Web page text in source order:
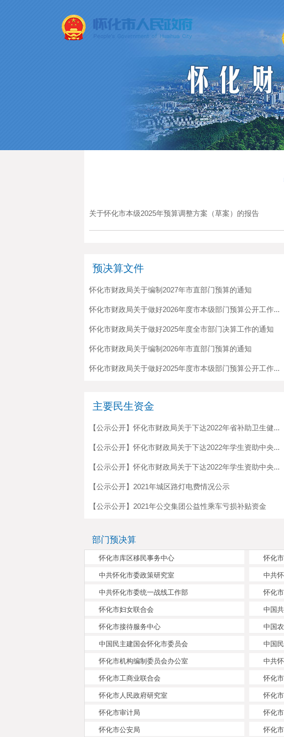
关于怀化市本级2025年预算调整方案（草案）的报告
预决算文件
怀化市财政局关于编制2027年市直部门预算的通知
怀化市财政局关于做好2026年度市本级部门预算公开工作...
怀化市财政局关于做好2025年度全市部门决算工作的通知
怀化市财政局关于编制2026年市直部门预算的通知
怀化市财政局关于做好2025年度市本级部门预算公开工作...
主要民生资金
【公示公开】怀化市财政局关于下达2022年省补助卫生健...
【公示公开】怀化市财政局关于下达2022年学生资助中央...
【公示公开】怀化市财政局关于下达2022年学生资助中央...
【公示公开】2021年城区路灯电费情况公示
【公示公开】2021年公交集团公益性乘车亏损补贴资金
部门预决算
怀化市库区移民事务中心 怀化
中共怀化市委政策研究室 中共
中共怀化市委统一战线工作部 怀化
怀化市妇女联合会 中国
怀化市接待服务中心 中国
中国民主建国会怀化市委员会 中国
怀化市机构编制委员会办公室 中共
怀化市工商业联合会 怀化
怀化市人民政府研究室 怀化
怀化市审计局 怀化
怀化市公安局 怀化